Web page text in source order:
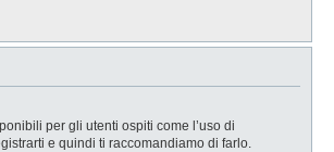
per gli utenti ospiti come l’uso di
e quindi ti raccomandiamo di farlo.